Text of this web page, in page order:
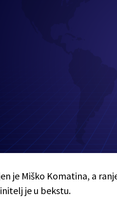
je Miško Komatina, a
je u bekstu.